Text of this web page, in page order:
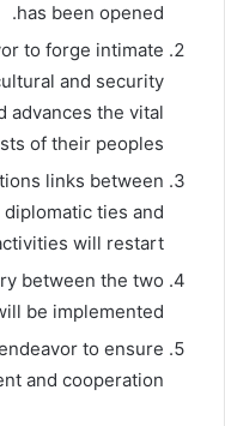
has been opened.
to forge intimate
and security
advances the vital
of their peoples;
links between
ties and
will restart;
between the two
be implemented.
to ensure
and cooperation.